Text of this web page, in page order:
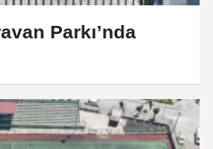
Parkı’nda